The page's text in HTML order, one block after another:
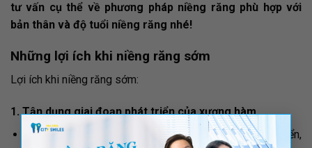
×
tư vấn cụ thể về phương pháp niềng răng phù hợp với
bản thân và độ tuổi niềng răng nhé!
Những lợi ích khi niềng răng sớm
Lợi ích khi niềng răng sớm:
1. Tận dụng giai đoạn phát triển của xương hàm
Xương hàm của trẻ em đang trong giai đoạn phát triển,